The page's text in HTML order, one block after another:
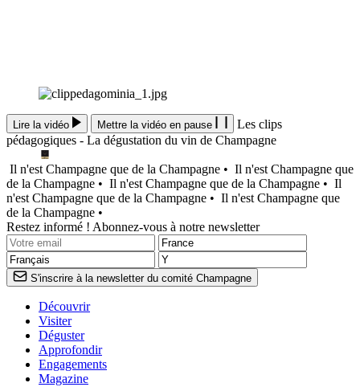
Lire la vidéo Mettre la vidéo en pause
Les clips
pédagogiques - La dégustation du vin de Champagne
Il n'est Champagne que de la Champagne • Il n'est Champagne que
de la Champagne • Il n'est Champagne que de la Champagne • Il
n'est Champagne que de la Champagne • Il n'est Champagne que
de la Champagne •
Restez informé ! Abonnez-vous à notre newsletter
S'inscrire à la newsletter du comité Champagne
Découvrir
Visiter
Déguster
Approfondir
Engagements
Magazine